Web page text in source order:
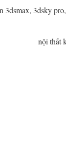
3dsmax, 3dsky
nội thất